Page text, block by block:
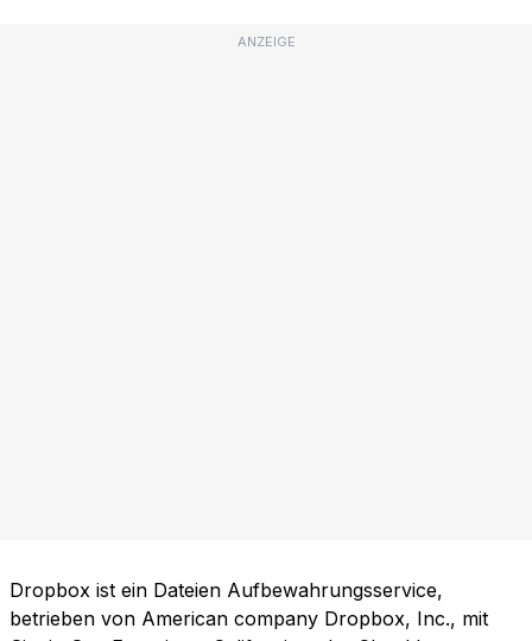
ANZEIGE
Dropbox ist ein Dateien Aufbewahrungsservice,
betrieben von American company Dropbox, Inc., mit